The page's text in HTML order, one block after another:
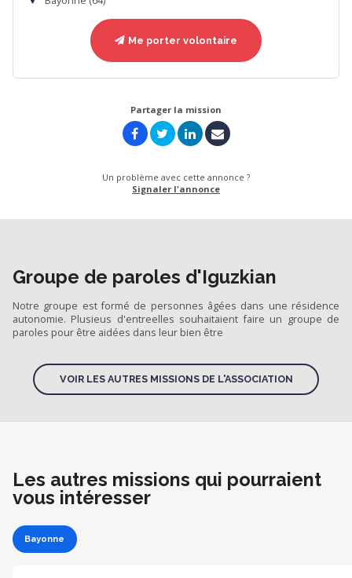
Me porter volontaire
Partager la mission
Un problème avec cette annonce ?
Signaler l'annonce
Groupe de paroles d'Iguzkian
Notre groupe est formé de personnes âgées dans une résidence
autonomie. Plusieus d'entreelles souhaitaient faire un groupe de
paroles pour être aidées dans leur bien être
VOIR LES AUTRES MISSIONS DE L'ASSOCIATION
Les autres missions qui pourraient
vous intéresser
Bayonne